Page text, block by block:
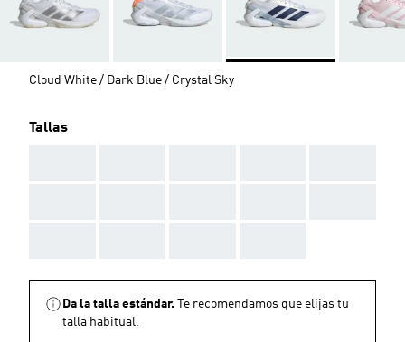
Cloud White / Dark Blue / Crystal Sky
Tallas
Da la talla estándar.
Te recomendamos que elijas tu
talla habitual.